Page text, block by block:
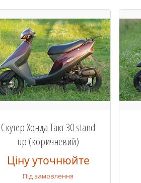
Скутер Хонда Такт 30 stand
up (коричневий)
Ціну уточнюйте
Під замовлення